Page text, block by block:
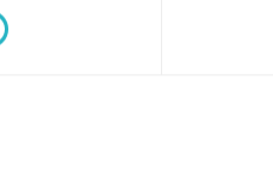
IT-Business-Partner mit
ITIL, COBIT und TOGAF.